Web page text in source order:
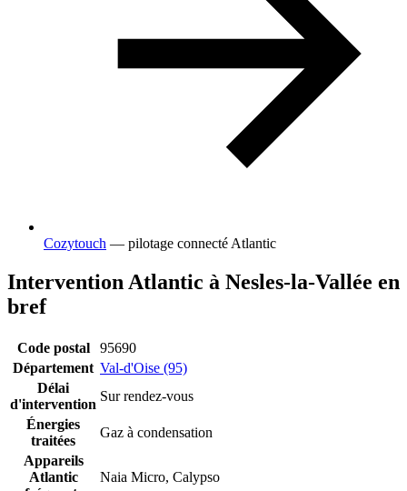
Cozytouch — pilotage connecté Atlantic
Intervention Atlantic à Nesles-la-Vallée en
bref
Code postal
95690
Département Val-d'Oise (95)
Délai
d'intervention
Sur rendez-vous
Énergies
traitées
Gaz à condensation
Appareils
Atlantic
Naia Micro, Calypso